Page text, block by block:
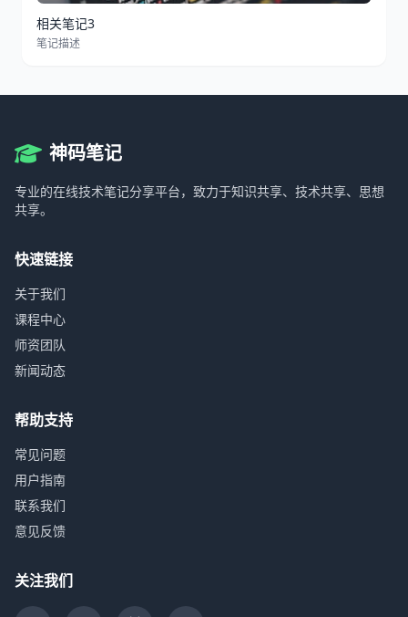
相关笔记3
笔记描述
神码笔记
专业的在线技术笔记分享平台，致力于知识共享、技术共享、思想
共享。
快速链接
关于我们
课程中心
师资团队
新闻动态
帮助支持
常见问题
用户指南
联系我们
意见反馈
关注我们